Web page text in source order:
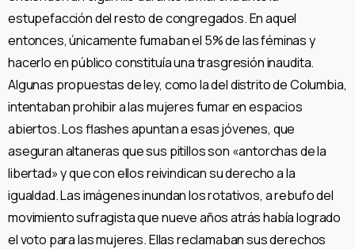
estupefacción del resto de congregados. En aquel
entonces, únicamente fumaban el 5% de las féminas y
hacerlo en público constituía una trasgresión inaudita.
Algunas propuestas de ley, como la del distrito de Columbia,
intentaban prohibir a las mujeres fumar en espacios
abiertos. Los flashes apuntan a esas jóvenes, que
aseguran altaneras que sus pitillos son «antorchas de la
libertad» y que con ellos reivindican su derecho a la
igualdad. Las imágenes inundan los rotativos, a rebufo del
movimiento sufragista que nueve años atrás había logrado
el voto para las mujeres. Ellas reclamaban sus derechos